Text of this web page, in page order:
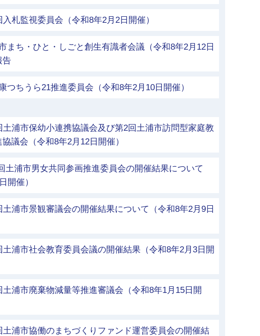
札監視委員会（令和8年2月2日開催）
まち・ひと・しごと創生有識者会議（令和8年2月12日
告
ちうら21推進委員会（令和8年2月10日開催）
土浦市保幼小連携協議会及び第2回土浦市訪問型家庭教
議会（令和8年2月12日開催）
土浦市男女共同参画推進委員会の開催結果について
開催）
浦市景観審議会の開催結果について（令和8年2月9日
土浦市社会教育委員会議の開催結果（令和8年2月3日開
土浦市廃棄物減量等推進審議会（令和8年1月15日開
土浦市協働のまちづくりファンド運営委員会の開催結